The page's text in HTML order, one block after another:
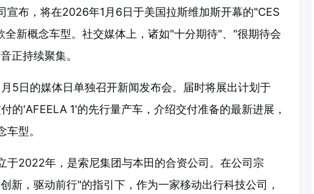
宣布，将在2026年1月6日于美国拉斯维加斯开幕的"CES
新概念车型。社交媒体上，诸如"十分期待"、"很期待会
正持续聚集。
5日的媒体日单独召开新闻发布会。届时将展出计划于
的'AFEELA 1'的先行量产车，介绍交付准备的最新进展，
型。
于2022年，是索尼集团与本田的合资公司。在公司宗
新，驱动前行"的指引下，作为一家移动出行科技公司，